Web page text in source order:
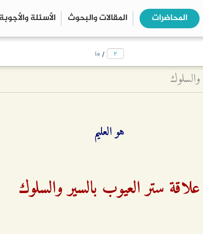
المحاضرات المقالات والبحوث الأسئلة search
close
/ ۱۰
هو العليم
علاقة ستر العيوب بالسير والسلوك